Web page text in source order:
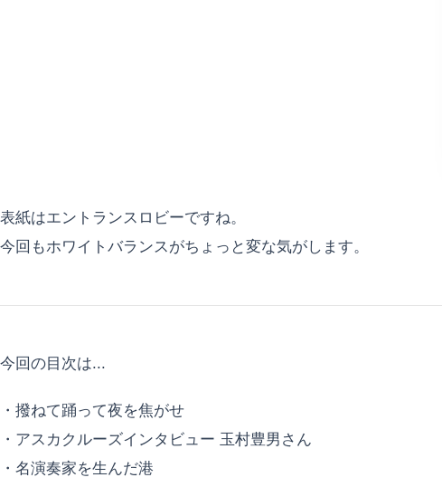
表紙はエントランスロビーですね。
今回もホワイトバランスがちょっと変な気がします。
今回の目次は...
・撥ねて踊って夜を焦がせ
・アスカクルーズインタビュー 玉村豊男さん
・名演奏家を生んだ港